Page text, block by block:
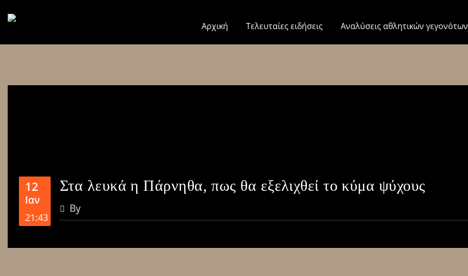
Αρχική Τελευταίες ειδήσεις Αναλύσεις αθλητικών γεγονότων
12
Ιαν
21:43
Στα λευκά η Πάρνηθα, πως θα εξελιχθεί το κύμα ψύχους
By